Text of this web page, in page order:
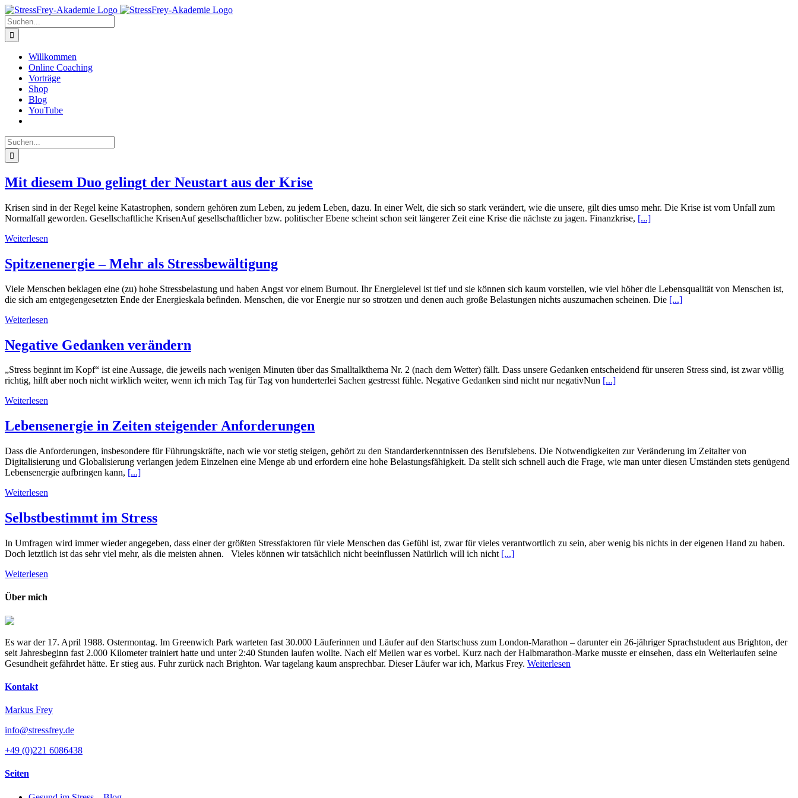
Zum
Inhalt
springen
Suche
nach:
Willkommen
Online Coaching
Vorträge
Shop
Blog
YouTube
Suche
nach:
Mit diesem Duo gelingt der Neustart aus der Krise
Krisen sind in der Regel keine Katastrophen, sondern gehören zum Leben, zu jedem Leben, dazu. In einer Welt, die sich so stark verändert, wie die unsere, gilt dies umso mehr. Die Krise ist vom Unfall zum
Normalfall geworden. Gesellschaftliche KrisenAuf gesellschaftlicher bzw. politischer Ebene scheint schon seit längerer Zeit eine Krise die nächste zu jagen. Finanzkrise, [...]
Weiterlesen
Spitzenenergie – Mehr als Stressbewältigung
Viele Menschen beklagen eine (zu) hohe Stressbelastung und haben Angst vor einem Burnout. Ihr Energielevel ist tief und sie können sich kaum vorstellen, wie viel höher die Lebensqualität von Menschen ist,
die sich am entgegengesetzten Ende der Energieskala befinden. Menschen, die vor Energie nur so strotzen und denen auch große Belastungen nichts auszumachen scheinen. Die [...]
Weiterlesen
Negative Gedanken verändern
„Stress beginnt im Kopf“ ist eine Aussage, die jeweils nach wenigen Minuten über das Smalltalkthema Nr. 2 (nach dem Wetter) fällt. Dass unsere Gedanken entscheidend für unseren Stress sind, ist zwar völlig
richtig, hilft aber noch nicht wirklich weiter, wenn ich mich Tag für Tag von hunderterlei Sachen gestresst fühle. Negative Gedanken sind nicht nur negativNun [...]
Weiterlesen
Lebensenergie in Zeiten steigender Anforderungen
Dass die Anforderungen, insbesondere für Führungskräfte, nach wie vor stetig steigen, gehört zu den Standarderkenntnissen des Berufslebens. Die Notwendigkeiten zur Veränderung im Zeitalter von
Digitalisierung und Globalisierung verlangen jedem Einzelnen eine Menge ab und erfordern eine hohe Belastungsfähigkeit. Da stellt sich schnell auch die Frage, wie man unter diesen Umständen stets genügend
Lebensenergie aufbringen kann, [...]
Weiterlesen
Selbstbestimmt im Stress
In Umfragen wird immer wieder angegeben, dass einer der größten Stressfaktoren für viele Menschen das Gefühl ist, zwar für vieles verantwortlich zu sein, aber wenig bis nichts in der eigenen Hand zu haben.
Doch letztlich ist das sehr viel mehr, als die meisten ahnen. Vieles können wir tatsächlich nicht beeinflussen Natürlich will ich nicht [...]
Weiterlesen
Über mich
Es war der 17. April 1988. Ostermontag. Im Greenwich Park warteten fast 30.000 Läuferinnen und Läufer auf den Startschuss zum London-Marathon – darunter ein 26-jähriger Sprachstudent aus Brighton, der
seit Jahresbeginn fast 2.000 Kilometer trainiert hatte und unter 2:40 Stunden laufen wollte. Nach elf Meilen war es vorbei. Kurz nach der Halbmarathon-Marke musste er einsehen, dass ein Weiterlaufen seine
Gesundheit gefährdet hätte. Er stieg aus. Fuhr zurück nach Brighton. War tagelang kaum ansprechbar. Dieser Läufer war ich, Markus Frey. Weiterlesen
Kontakt
Markus Frey
info@stressfrey.de
+49 (0)221 6086438
Seiten